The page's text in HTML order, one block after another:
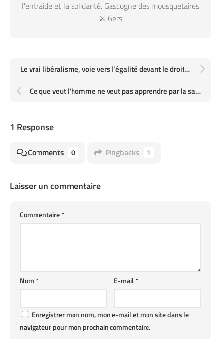
l'entraide et la solidarité. Gascogne des mousquetaires
⚔️ Gers
Le vrai libéralisme, voie vers l’égalité devant le droit, la liberté et la fraternité, contre la corruption et la violence
Ce que veut l'homme ne veut pas apprendre par la sagesse, il l'apprendra par la souffrance
1 Response
Comments 0 Pingbacks 1
Laisser un commentaire
Commentaire*
E-mail*
Nom*
Enregistrer mon nom, mon e-mail et mon site dans le
navigateur pour mon prochain commentaire.